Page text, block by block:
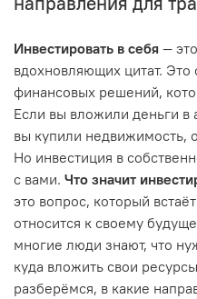
Инвестировать в себя —
вдохновляющих цитат.
финансовых решений,
Если вы вложили деньги в
вы купили недвижимость,
Но инвестиция в
с вами. Что значит
это вопрос, который
относится к своему
многие люди знают, что
куда вложить свои
разберёмся, в какие